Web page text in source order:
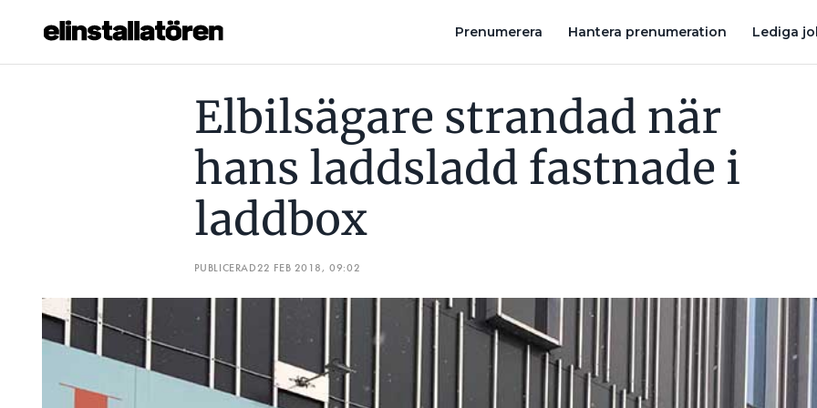
Prenumerera Hantera prenumeration Lediga
Hantera prenumeration
Läs E-tidningen
Om tidningen
Personuppgifter
Elbilsägare strandad när
hans laddsladd fastnade i
laddbox
PUBLICERAD22 FEB 2018, 09:02
ELBILSÄGARE STRANDAD NÄR HANS LADDSLADD FASTNADE I LADDBOX VAR DET ÖVERTONER FRÅN ELBILEN SOM FICK